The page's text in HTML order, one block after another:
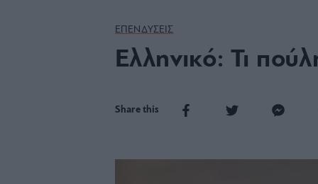
ΕΠΕΝΔΥΣΕΙΣ
Ελληνικό: Τι
Share this